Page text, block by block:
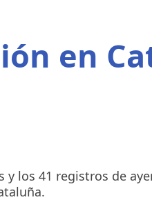
en
los 41 registros de